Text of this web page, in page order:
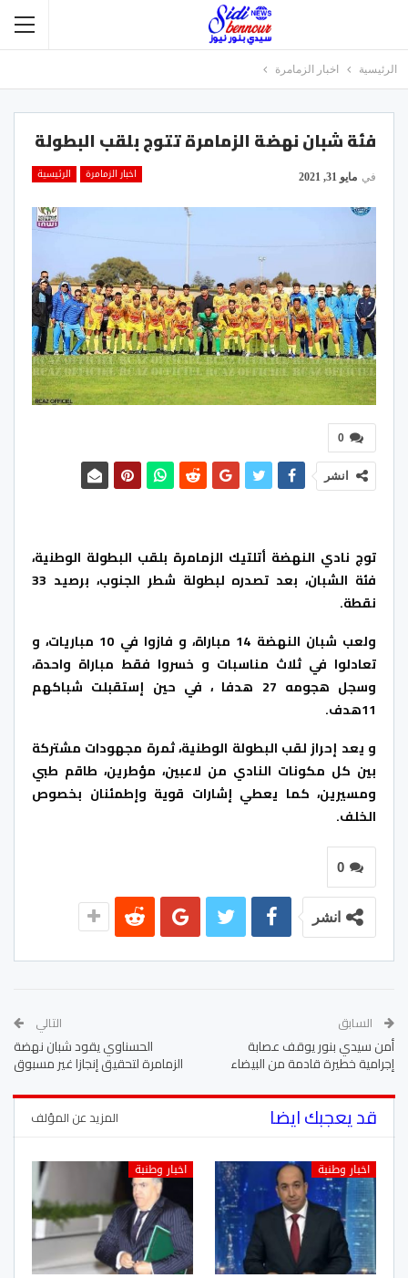
الرئيسية اخبار الزمامرة
فئة شبان نهضة الزمامرة تتوج بلقب البطولة
اخبار الزمامرة الرئيسية في مايو 31, 2021
0
انشر
توج نادي النهضة أتلتيك الزمامرة بلقب البطولة الوطنية،
فئة الشبان، بعد تصدره لبطولة شطر الجنوب، برصيد 33
نقطة.
ولعب شبان النهضة 14 مباراة، و فازوا في 10 مباريات، و
تعادلوا في ثلاث مناسبات و خسروا فقط مباراة واحدة،
وسجل هجومه 27 هدفا ، في حين إستقبلت شباكهم
11هدف.
و يعد إحراز لقب البطولة الوطنية، ثمرة مجهودات مشتركة
بين كل مكونات النادي من لاعبين، مؤطرين، طاقم طبي
ومسيرين، كما يعطي إشارات قوية وإطمئنان بخصوص
الخلف.
0
انشر
السابق
أمن سيدي بنور يوقف عصابة
إجرامية خطيرة قادمة من البيضاء
التالي
الحسناوي يقود شبان نهضة
الزمامرة لتحقيق إنجازا غير مسبوق
قد يعجبك ايضا المزيد عن المؤلف
اخبار وطنبة اخبار وطنبة